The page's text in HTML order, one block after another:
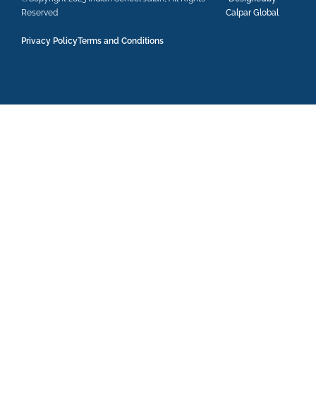
Reserved
Calpar Global
Privacy PolicyTerms and Conditions